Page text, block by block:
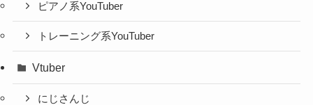
ピアノ系YouTuber
トレーニング系YouTuber
Vtuber
にじさんじ